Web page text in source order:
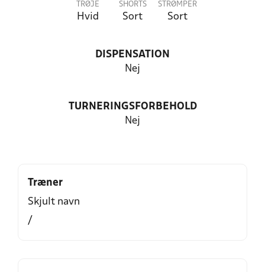
TRØJE
Hvid
SHORTS
Sort
STRØMPER
Sort
DISPENSATION
Nej
TURNERINGSFORBEHOLD
Nej
Træner
Skjult navn
/